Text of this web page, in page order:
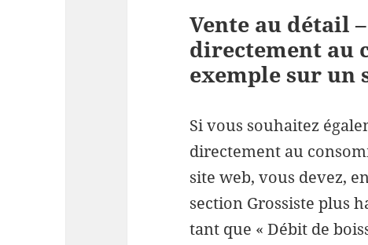
Vente au détail
directement au
exemple sur un
Si vous souhaitez
directement au
site web, vous devez,
section Grossiste plus
tant que « Débit de